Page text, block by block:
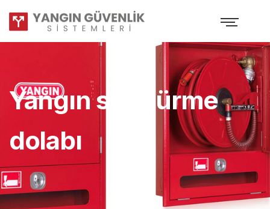
Yangın söndürme
dolabı